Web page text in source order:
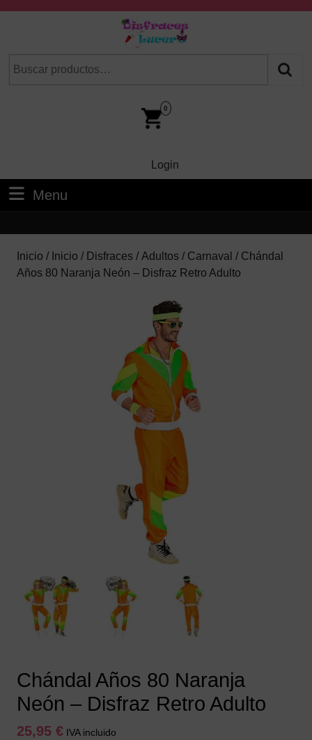
Cuando hay resultados autocompletados, puedes utilizar
0
LoginLogin
Menu
Inicio / Inicio / Disfraces / Adultos / Carnaval / Chándal
Años 80 Naranja Neón – Disfraz Retro Adulto
Chándal Años 80 Naranja
Neón – Disfraz Retro Adulto
25,95 € IVA incluido